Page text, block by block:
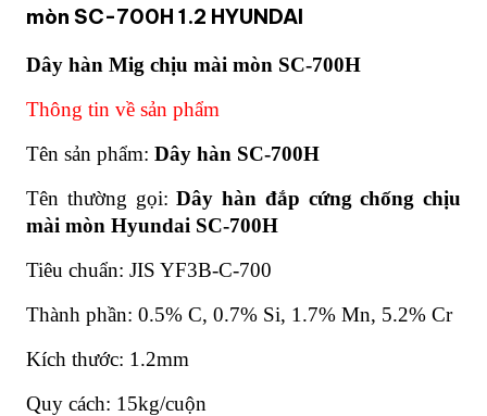
mòn SC-700H 1.2 HYUNDAI
Dây hàn Mig chịu mài mòn SC-700H
Thông tin về sản phẩm
Tên sản phẩm: Dây hàn SC-700H
Tên thường gọi:Dây hàn đắp cứng chống chịu
mài mòn Hyundai SC-700H
Tiêu chuẩn: JIS YF3B-C-700
Thành phần: 0.5% C, 0.7% Si, 1.7% Mn, 5.2% Cr
Kích thước: 1.2mm
Quy cách: 15kg/cuộn